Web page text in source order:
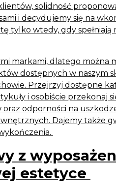
solidność
i decydujemy się na
tylko wtedy, gdy spełniają
markami, dlatego można
dostępnych w naszym
Przejrzyj dostępne
i osobiście przekonaj
oraz odporności na
Dajemy także
z
estetyce